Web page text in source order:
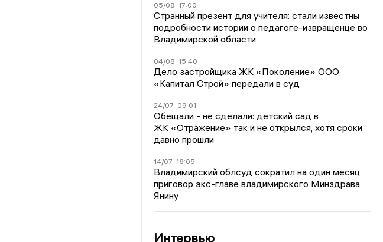
05/08 17:00
Странный презент для учителя: стали известны
подробности истории о педагоге-извращенце во
Владимирской области
04/08 15:40
Дело застройщика ЖК «Поколение» ООО
«Капитал Строй» передали в суд
24/07 09:01
Обещали - не сделали: детский сад в
ЖК «Отражение» так и не открылся, хотя сроки
давно прошли
14/07 16:05
Владимирский облсуд сократил на один месяц
приговор экс-главе владимирского Минздрава
Янину
Интервью